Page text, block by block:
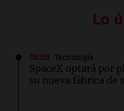
Lo
06:03 Tecnología
SpaceX optará por
su nueva fábrica de